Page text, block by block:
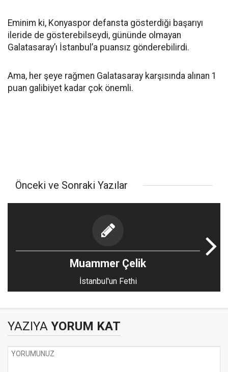
Eminim ki, Konyaspor defansta gösterdiği başarıyı
ileride de gösterebilseydi, gününde olmayan
Galatasaray’ı İstanbul’a puansız gönderebilirdi.
Ama, her şeye rağmen Galatasaray karşısında alınan 1
puan galibiyet kadar çok önemli.
Önceki ve Sonraki Yazılar
Muammer Çelik
İstanbul'un Fethi
YAZIYA YORUM KAT